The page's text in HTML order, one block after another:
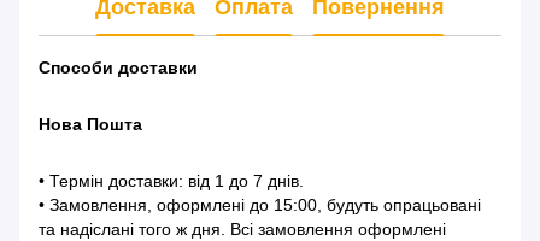
Доставка Оплата Повернення
Способи доставки
Нова Пошта
• Термін доставки: від 1 до 7 днів.
• Замовлення, оформлені до 15:00, будуть опрацьовані
та надіслані того ж дня. Всі замовлення оформлені